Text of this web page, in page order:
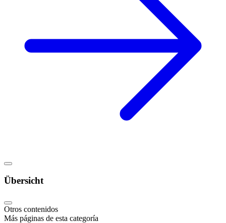
Übersicht
Otros contenidos
Más páginas de esta categoría